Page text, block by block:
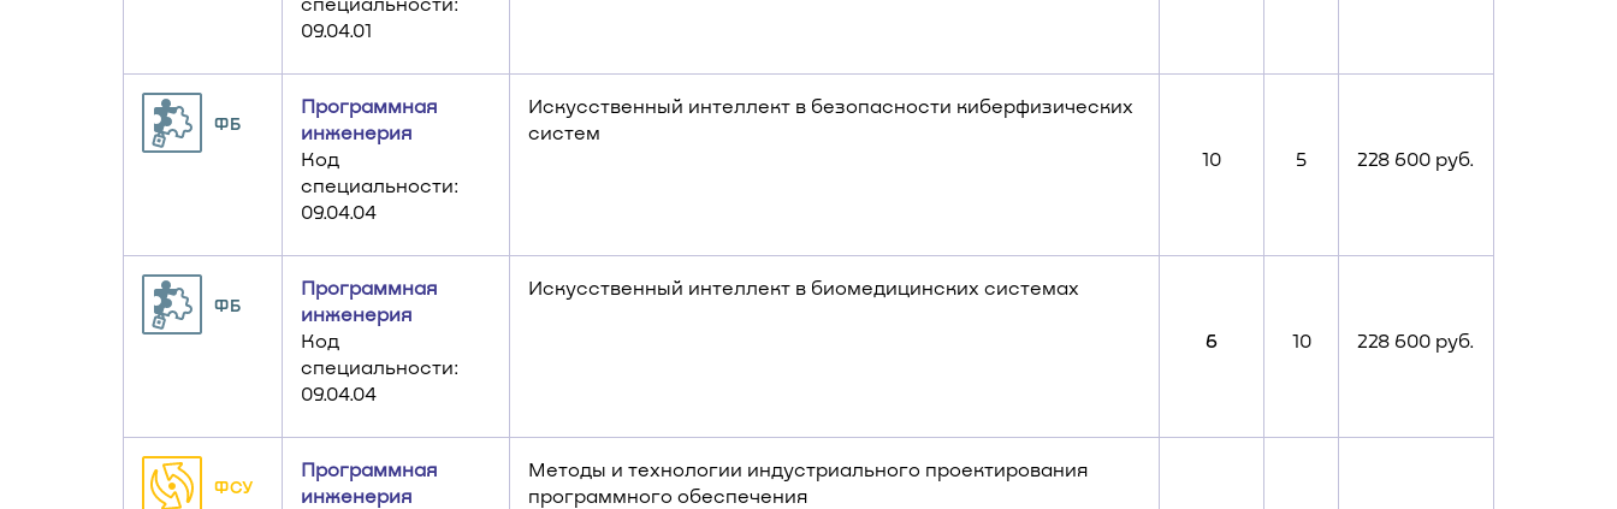
09.04.01
ФБ
Программная
инженерия
Код
специальности:
09.04.04
Искусственный интеллект в безопасности киберфизических
систем
10
5 228 600 руб.
ФБ
Программная
инженерия
Код
специальности:
09.04.04
Искусственный интеллект в биомедицинских системах
6 10 228 600 руб.
ФСУ
Программная
инженерия
Методы и технологии индустриального проектирования
программного обеспечения